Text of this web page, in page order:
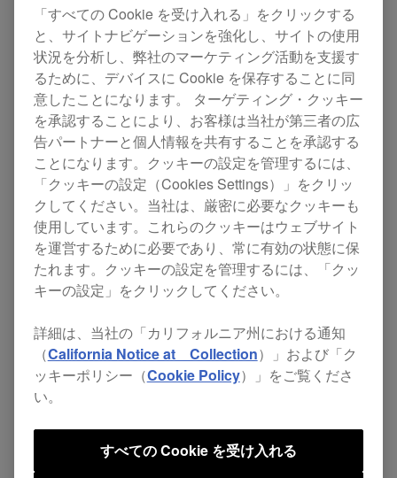
ア更新 (Ver.1.04)
Updates DJM-450
改善
MIC LEVELツマミのボリュームカーブ
を改善。
シェアする
「すべての Cookie を受け入れる」をクリックする
と、サイトナビゲーションを強化し、サイトの使用
状況を分析し、弊社のマーケティング活動を支援す
るために、デバイスに Cookie を保存することに同
意したことになります。 ターゲティング・クッキー
を承認することにより、お客様は当社が第三者の広
告パートナーと個人情報を共有することを承認する
ことになります。クッキーの設定を管理するには、
「クッキーの設定（Cookies Settings）」をクリッ
クしてください。当社は、厳密に必要なクッキーも
使用しています。これらのクッキーはウェブサイト
を運営するために必要であり、常に有効の状態に保
たれます。クッキーの設定を管理するには、「クッ
キーの設定」をクリックしてください。
詳細は、当社の「カリフォルニア州における通知
（California Notice at Collection）」および「ク
ッキーポリシー（Cookie Policy）」をご覧くださ
い。
すべての Cookie を受け入れる